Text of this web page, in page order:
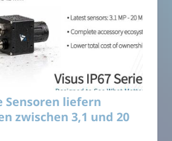
liefern
zwischen 3,1 und 20